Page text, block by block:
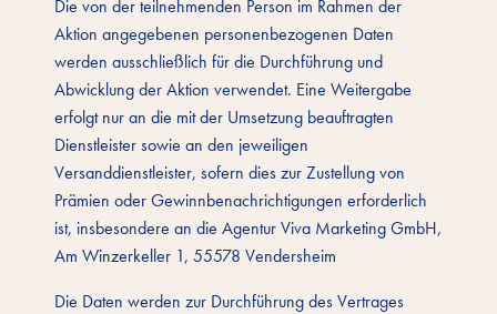
Die von der teilnehmenden Person im Rahmen der
Aktion angegebenen personenbezogenen Daten
werden ausschließlich für die Durchführung und
Abwicklung der Aktion verwendet. Eine Weitergabe
erfolgt nur an die mit der Umsetzung beauftragten
Dienstleister sowie an den jeweiligen
Versanddienstleister, sofern dies zur Zustellung von
Prämien oder Gewinnbenachrichtigungen erforderlich
ist, insbesondere an die Agentur Viva Marketing GmbH,
Am Winzerkeller 1, 55578 Vendersheim
Die Daten werden zur Durchführung des Vertrages